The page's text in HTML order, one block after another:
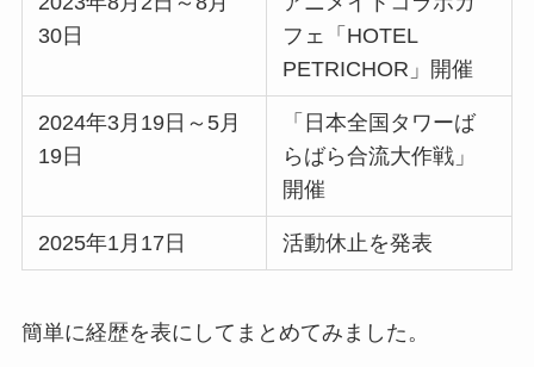
30日
フェ「HOTEL
PETRICHOR」開催
2024年3月19日～5月
19日
「日本全国タワーば
らばら合流大作戦」
開催
2025年1月17日 活動休止を発表
簡単に経歴を表にしてまとめてみました。